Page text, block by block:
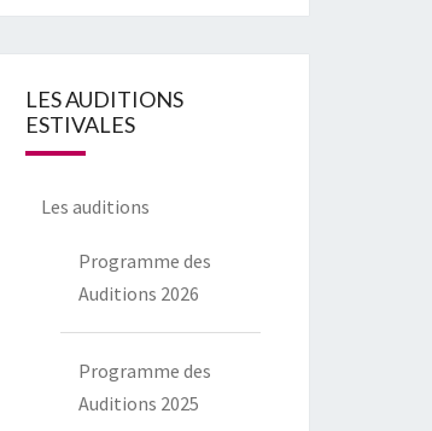
LES AUDITIONS
ESTIVALES
Les auditions
Programme des
Auditions 2026
Programme des
Auditions 2025